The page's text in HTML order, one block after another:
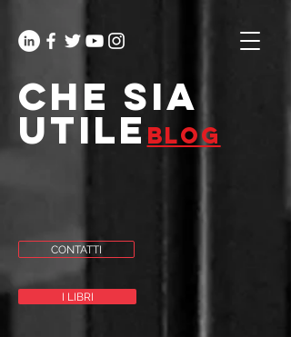
che sia
utile blog
CONTATTI
I LIBRI